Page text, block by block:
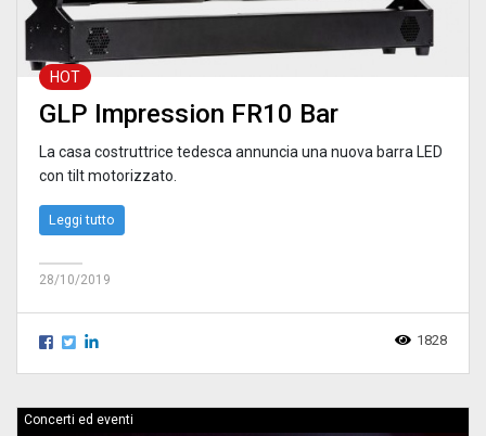
HOT
GLP Impression FR10 Bar
La casa costruttrice tedesca annuncia una nuova barra LED
con tilt motorizzato.
Leggi tutto
28/10/2019
1828
Concerti ed eventi